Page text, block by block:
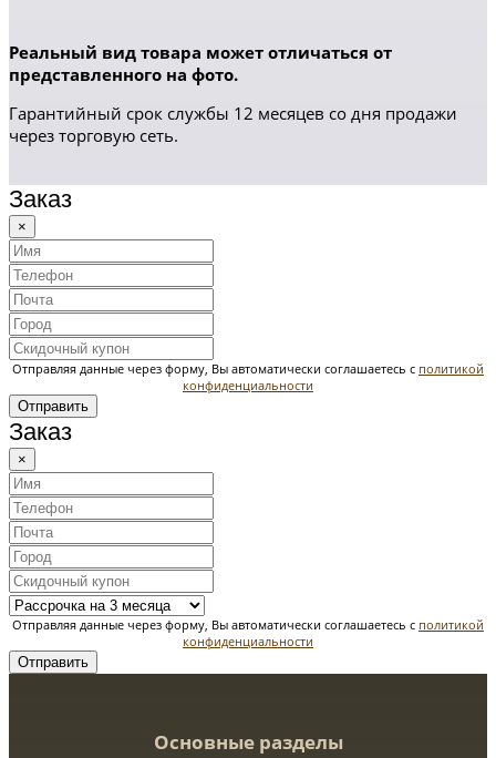
Реальный вид товара может отличаться от
представленного на фото.
Гарантийный срок службы 12 месяцев со дня продажи
через торговую сеть.
Заказ
×
Отправляя данные через форму, Вы автоматически соглашаетесь с политикой
конфиденциальности
Отправить
Заказ
×
Отправляя данные через форму, Вы автоматически соглашаетесь с политикой
конфиденциальности
Отправить
Основные разделы